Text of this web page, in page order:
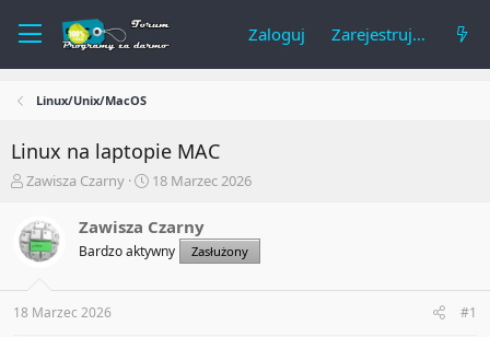
Zaloguj Zarejestruj się
Linux/Unix/MacOS
Linux na laptopie MAC
A
t
o
r
e
m
Zawisza Czarny
R
z
p
o
z
18 Marzec 2026
Zawisza Czarny
Bardzo aktywny Zasłużony
18 Marzec 2026 #1